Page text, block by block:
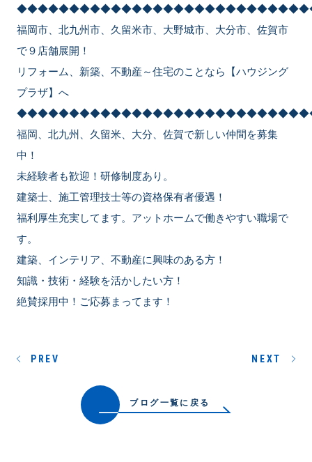
福岡市、北九州市、久留米市、大野城市、大分市、佐賀市
で９店舗展開！
リフォーム、新築、不動産～住宅のことなら【ハウジング
プラザ】へ
福岡、北九州、久留米、大分、佐賀で新しい仲間を募集
中！
未経験者も歓迎！研修制度あり。
建築士、施工管理技士等の資格保有者優遇！
福利厚生充実してます。アットホームで働きやすい職場で
す。
建築、インテリア、不動産に興味のある方！
知識・技術・経験を活かしたい方！
絶賛採用中！ご応募まってます！
ブログ一覧に戻る
PREV NEXT